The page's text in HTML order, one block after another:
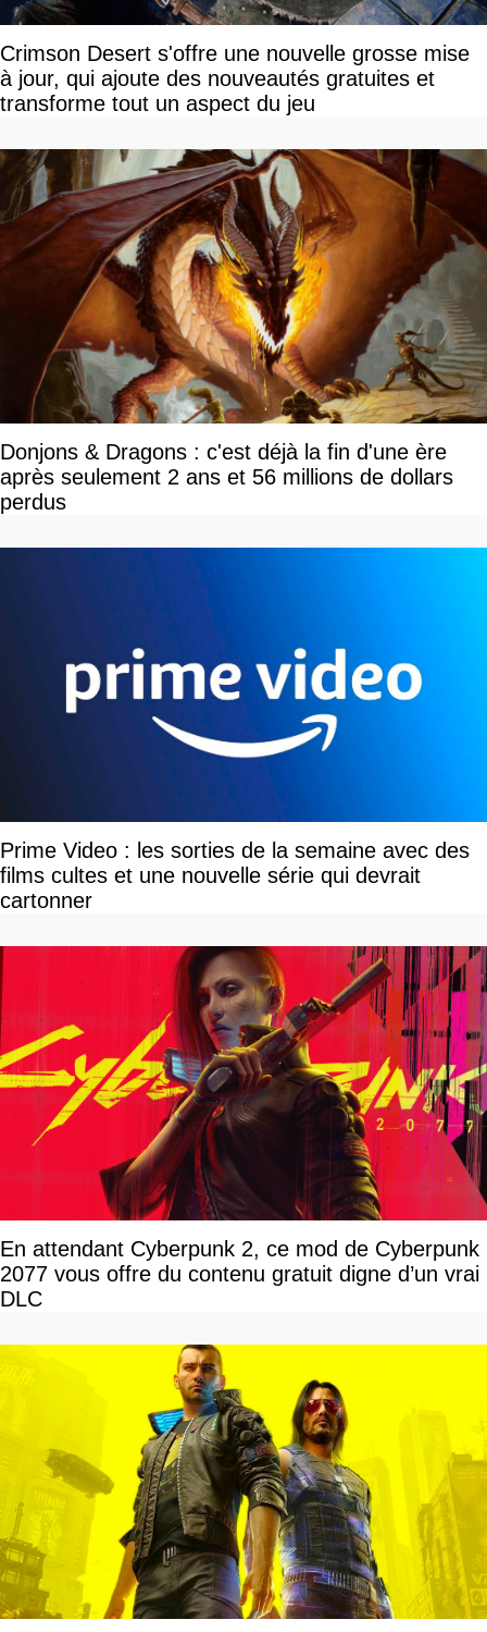
Crimson Desert s'offre une nouvelle grosse mise
à jour, qui ajoute des nouveautés gratuites et
transforme tout un aspect du jeu
Donjons & Dragons : c'est déjà la fin d'une ère
après seulement 2 ans et 56 millions de dollars
perdus
Prime Video : les sorties de la semaine avec des
films cultes et une nouvelle série qui devrait
cartonner
En attendant Cyberpunk 2, ce mod de Cyberpunk
2077 vous offre du contenu gratuit digne d’un vrai
DLC